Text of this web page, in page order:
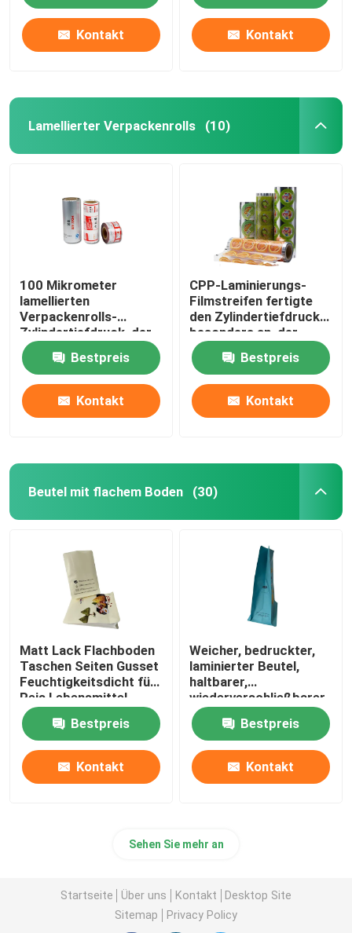
Kontakt Kontakt
Lamellierter Verpackenrolls (10)
100 Mikrometer
lamellierten
Verpackenrolls-
Zylindertiefdruck, der
lamellenförmig
angeordneten
Filmstreifen druckt
Bestpreis
Kontakt
CPP-Laminierungs-
Filmstreifen fertigte
den Zylindertiefdruck
besonders an, der
lamellierende Blatt-
Rolle drucktBestpreis
Kontakt
Beutel mit flachem Boden (30)
Matt Lack Flachboden
Taschen Seiten Gusset
Feuchtigkeitsdicht für
Reis Lebensmittel
Bestpreis
Kontakt
Weicher, bedruckter,
laminierter Beutel,
haltbarer,
wiederverschließbarer
Heißprägereißverschluss
Bestpreis
Kontakt
Sehen Sie mehr an
Startseite Über uns Kontakt
Desktop Site
Sitemap
Privacy Policy